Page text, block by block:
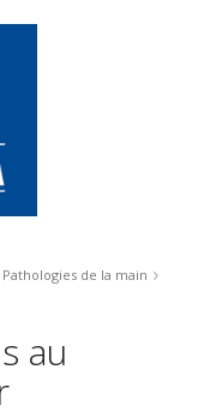
Pathologies de la main
au